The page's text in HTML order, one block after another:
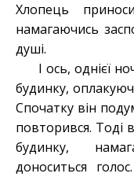
Хлопець
намагаючись
душі.
І ось, однієї
будинку,
Спочатку він
повторився. Тоді
будинку,
доноситься